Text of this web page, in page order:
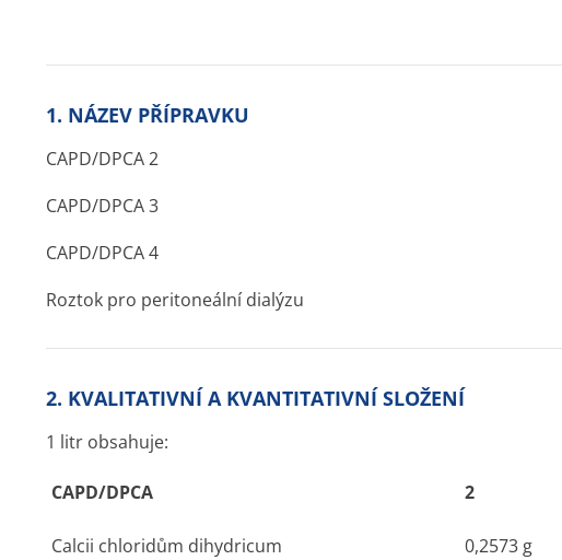
1. NÁZEV PŘÍPRAVKU
CAPD/DPCA 2
CAPD/DPCA 3
CAPD/DPCA 4
Roztok pro peritoneální dialýzu
2. KVALITATIVNÍ A KVANTITATIVNÍ SLOŽENÍ
1 litr obsahuje:
CAPD/DPCA 2
Calcii chloridům dihydricum 0,2573 g